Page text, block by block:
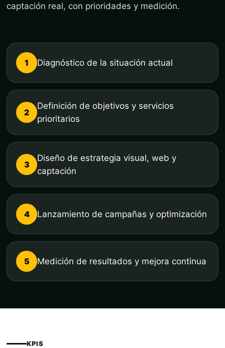
captación real, con prioridades y medición.
1 Diagnóstico de la situación actual
2
Definición de objetivos y servicios
prioritarios
3
Diseño de estrategia visual, web y
captación
4 Lanzamiento de campañas y optimización
5 Medición de resultados y mejora continua
KPIS